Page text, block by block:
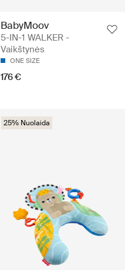
BabyMoov
5-IN-1 WALKER -
Vaikštynės
ONE SIZE
176 €
25% Nuolaida